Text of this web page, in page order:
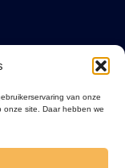
van onze
onze site. Daar hebben we